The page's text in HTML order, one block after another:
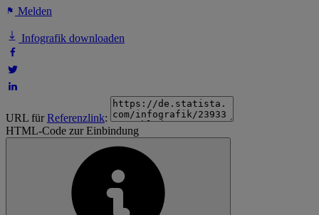
Melden
Infografik downloaden
URL fürReferenzlink:
HTML-Code zur Einbindung